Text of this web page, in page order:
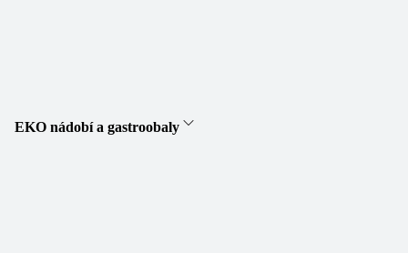
EKO nádobí a gastroobaly